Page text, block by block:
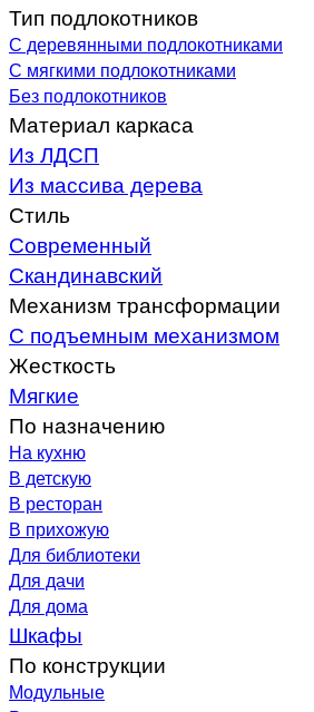
Тип подлокотников
С деревянными подлокотниками
С мягкими подлокотниками
Без подлокотников
Материал каркаса
Из ЛДСП
Из массива дерева
Стиль
Современный
Скандинавский
Механизм трансформации
С подъемным механизмом
Жесткость
Мягкие
По назначению
На кухню
В детскую
В ресторан
В прихожую
Для библиотеки
Для дачи
Для дома
Шкафы
По конструкции
Модульные